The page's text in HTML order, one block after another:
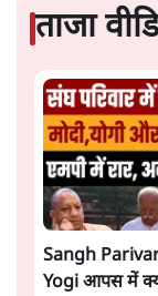
ताजा
Sangh
Yogi आपस में